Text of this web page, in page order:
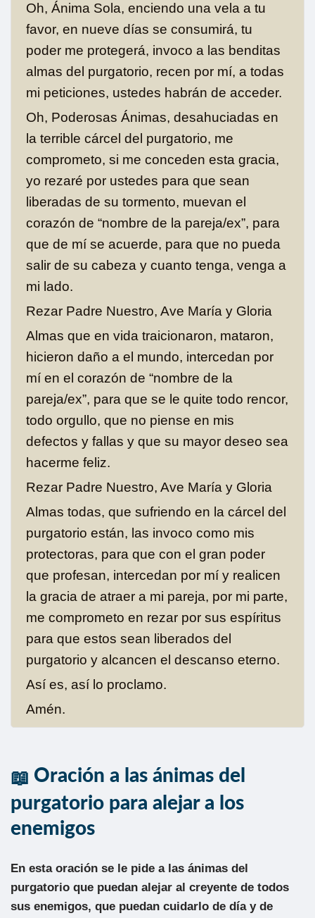
Oh, Ánima Sola, enciendo una vela a tu
favor, en nueve días se consumirá, tu
poder me protegerá, invoco a las benditas
almas del purgatorio, recen por mí, a todas
mi peticiones, ustedes habrán de acceder.
Oh, Poderosas Ánimas, desahuciadas en
la terrible cárcel del purgatorio, me
comprometo, si me conceden esta gracia,
yo rezaré por ustedes para que sean
liberadas de su tormento, muevan el
corazón de “nombre de la pareja/ex”, para
que de mí se acuerde, para que no pueda
salir de su cabeza y cuanto tenga, venga a
mi lado.
Rezar Padre Nuestro, Ave María y Gloria
Almas que en vida traicionaron, mataron,
hicieron daño a el mundo, intercedan por
mí en el corazón de “nombre de la
pareja/ex”, para que se le quite todo rencor,
todo orgullo, que no piense en mis
defectos y fallas y que su mayor deseo sea
hacerme feliz.
Rezar Padre Nuestro, Ave María y Gloria
Almas todas, que sufriendo en la cárcel del
purgatorio están, las invoco como mis
protectoras, para que con el gran poder
que profesan, intercedan por mí y realicen
la gracia de atraer a mi pareja, por mi parte,
me comprometo en rezar por sus espíritus
para que estos sean liberados del
purgatorio y alcancen el descanso eterno.
Así es, así lo proclamo.
Amén.
Oración a las ánimas del
purgatorio para alejar a los
enemigos
En esta oración se le pide a las ánimas del
purgatorio que puedan alejar al creyente de todos
sus enemigos, que puedan cuidarlo de día y de